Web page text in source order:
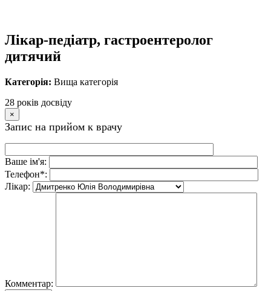
Лікар-педіатр, гастроентеролог
дитячий
Категорія: Вища категорія
28 рокiв досвiду
×
Запис на прийом к врачу
Ваше iм'я:
Телефон*:
Лiкар:
Комментар: